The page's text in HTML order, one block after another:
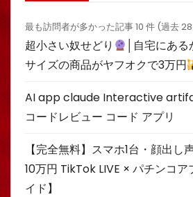
最も訪問者が多かった記事 10 件 (過去
超小さい奴せどり
│自宅にあ
サイズの商品がヤフオクで3万円
AI app claude Interactive
コードレビュー コード アプリ
【完全無料】スマホ1台・顔出し
10万円 TikTok LIVE × パチンコ
イド】